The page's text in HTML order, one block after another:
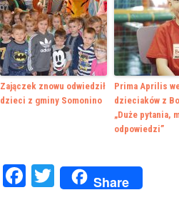
Zajączek znowu odwiedził
dzieci z gminy Somonino
Prima Aprilis
dzieciaków z
„Duże pytania,
odpowiedzi”
Facebook
Twitter
Share